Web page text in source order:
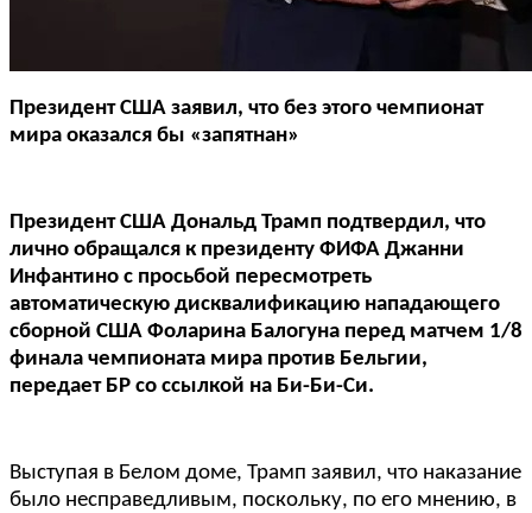
Президент США заявил, что без этого чемпионат
мира оказался бы «запятнан»
Президент США Дональд Трамп подтвердил, что
лично обращался к президенту ФИФА Джанни
Инфантино с просьбой пересмотреть
автоматическую дисквалификацию нападающего
сборной США Фоларина Балогуна перед матчем 1/8
финала чемпионата мира против Бельгии,
передает БР со ссылкой на Би-Би-Си.
Выступая в Белом доме, Трамп заявил, что наказание
было несправедливым, поскольку, по его мнению, в